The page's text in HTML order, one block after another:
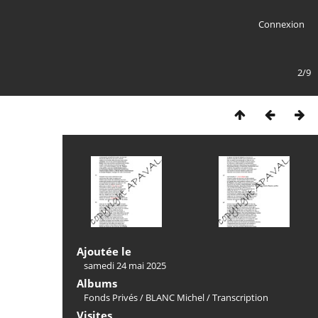
Connexion
2/9
Ajoutée le
samedi 24 mai 2025
Albums
Fonds Privés/ BLANC Michel/Transcription
Visites